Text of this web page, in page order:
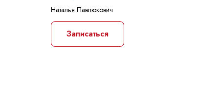
Наталья Павлюкович
Записаться